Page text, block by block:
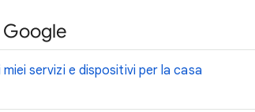
Google
servizi e dispositivi per la casa